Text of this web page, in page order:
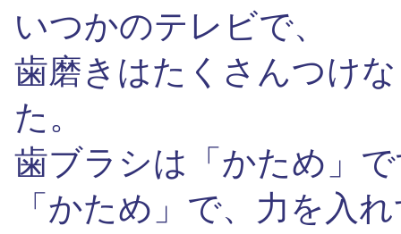
いつかのテレビで、
歯磨きはたくさんつけ
た。
歯ブラシは「かため」
「かため」で、力を入